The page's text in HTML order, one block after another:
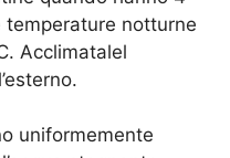
temperature notturne
Acclimatalel
uniformemente